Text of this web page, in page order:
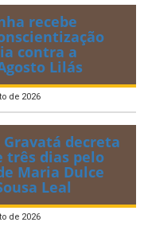
recebe
contra a
Lilás
de 2026
decreta
três dias pelo
Maria Dulce
Leal
de 2026